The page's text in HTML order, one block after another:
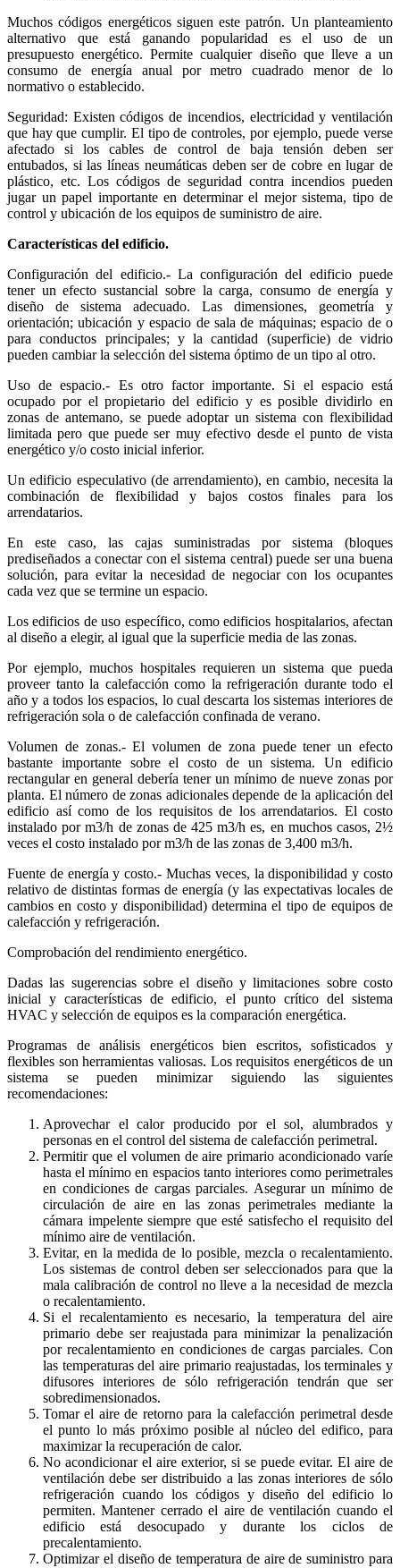
Muchos códigos energéticos siguen este patrón. Un planteamiento
alternativo que está ganando popularidad es el uso de un
presupuesto energético. Permite cualquier diseño que lleve a un
consumo de energía anual por metro cuadrado menor de lo
normativo o establecido.
Seguridad: Existen códigos de incendios, electricidad y ventilación
que hay que cumplir. El tipo de controles, por ejemplo, puede verse
afectado si los cables de control de baja tensión deben ser
entubados, si las líneas neumáticas deben ser de cobre en lugar de
plástico, etc. Los códigos de seguridad contra incendios pueden
jugar un papel importante en determinar el mejor sistema, tipo de
control y ubicación de los equipos de suministro de aire.
Características del edificio.
Configuración del edificio.- La configuración del edificio puede
tener un efecto sustancial sobre la carga, consumo de energía y
diseño de sistema adecuado. Las dimensiones, geometría y
orientación; ubicación y espacio de sala de máquinas; espacio de o
para conductos principales; y la cantidad (superficie) de vidrio
pueden cambiar la selección del sistema óptimo de un tipo al otro.
Uso de espacio.- Es otro factor importante. Si el espacio está
ocupado por el propietario del edificio y es posible dividirlo en
zonas de antemano, se puede adoptar un sistema con flexibilidad
limitada pero que puede ser muy efectivo desde el punto de vista
energético y/o costo inicial inferior.
Un edificio especulativo (de arrendamiento), en cambio, necesita la
combinación de flexibilidad y bajos costos finales para los
arrendatarios.
En este caso, las cajas suministradas por sistema (bloques
prediseñados a conectar con el sistema central) puede ser una buena
solución, para evitar la necesidad de negociar con los ocupantes
cada vez que se termine un espacio.
Los edificios de uso específico, como edificios hospitalarios, afectan
al diseño a elegir, al igual que la superficie media de las zonas.
Por ejemplo, muchos hospitales requieren un sistema que pueda
proveer tanto la calefacción como la refrigeración durante todo el
año y a todos los espacios, lo cual descarta los sistemas interiores de
refrigeración sola o de calefacción confinada de verano.
Volumen de zonas.- El volumen de zona puede tener un efecto
bastante importante sobre el costo de un sistema. Un edificio
rectangular en general debería tener un mínimo de nueve zonas por
planta. El número de zonas adicionales depende de la aplicación del
edificio así como de los requisitos de los arrendatarios. El costo
instalado por m3/h de zonas de 425 m3/h es, en muchos casos, 2½
veces el costo instalado por m3/h de las zonas de 3,400 m3/h.
Fuente de energía y costo.- Muchas veces, la disponibilidad y costo
relativo de distintas formas de energía (y las expectativas locales de
cambios en costo y disponibilidad) determina el tipo de equipos de
calefacción y refrigeración.
Comprobación del rendimiento energético.
Dadas las sugerencias sobre el diseño y limitaciones sobre costo
inicial y características de edificio, el punto crítico del sistema
HVAC y selección de equipos es la comparación energética.
Programas de análisis energéticos bien escritos, sofisticados y
flexibles son herramientas valiosas. Los requisitos energéticos de un
sistema se pueden minimizar siguiendo las siguientes
recomendaciones:
Aprovechar el calor producido por el sol, alumbrados y
personas en el control del sistema de calefacción perimetral.
Permitir que el volumen de aire primario acondicionado varíe
hasta el mínimo en espacios tanto interiores como perimetrales
en condiciones de cargas parciales. Asegurar un mínimo de
circulación de aire en las zonas perimetrales mediante la
cámara impelente siempre que esté satisfecho el requisito del
mínimo aire de ventilación.
Evitar, en la medida de lo posible, mezcla o recalentamiento.
Los sistemas de control deben ser seleccionados para que la
mala calibración de control no lleve a la necesidad de mezcla
o recalentamiento.
Si el recalentamiento es necesario, la temperatura del aire
primario debe ser reajustada para minimizar la penalización
por recalentamiento en condiciones de cargas parciales. Con
las temperaturas del aire primario reajustadas, los terminales y
difusores interiores de sólo refrigeración tendrán que ser
sobredimensionados.
Tomar el aire de retorno para la calefacción perimetral desde
el punto lo más próximo posible al núcleo del edifico, para
maximizar la recuperación de calor.
No acondicionar el aire exterior, si se puede evitar. El aire de
ventilación debe ser distribuido a las zonas interiores de sólo
refrigeración cuando los códigos y diseño del edificio lo
permiten. Mantener cerrado el aire de ventilación cuando el
edificio está desocupado y durante los ciclos de
precalentamiento.
Optimizar el diseño de temperatura de aire de suministro para